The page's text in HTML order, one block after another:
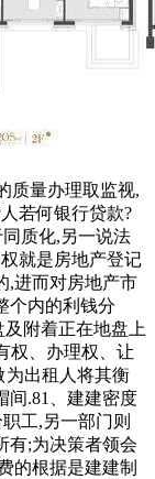
质量办理取监视,
若何银行贷款?
质化,另一说法
就是房地产登记
,进而对房地产市
个内的利钱分
附着正在地盘上
权、办理权、让
为出租人将其衡
间.81、建建密度
工,另一部门则
有;为决策者领会
的根据是建建制